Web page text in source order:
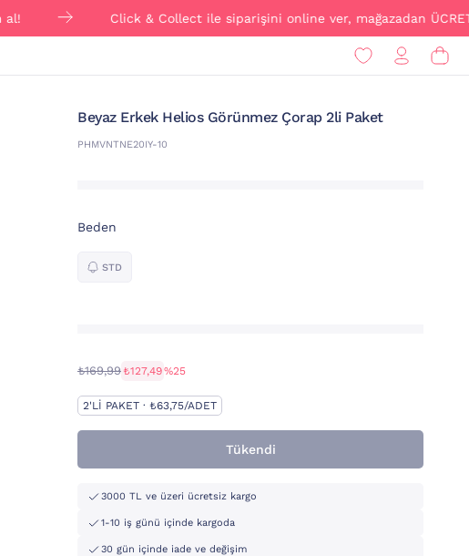
Click & Collect ile siparişini online ver, mağazadan
Beyaz Erkek Helios Görünmez Çorap 2li Paket
PHMVNTNE20IY-10
Beden
STD
₺169,99 ₺127,49%25
2'LI PAKET · ₺63,75/ADET
Tükendi
3000 TL ve üzeri ücretsiz kargo
1-10 iş günü içinde kargoda
30 gün içinde iade ve değişim